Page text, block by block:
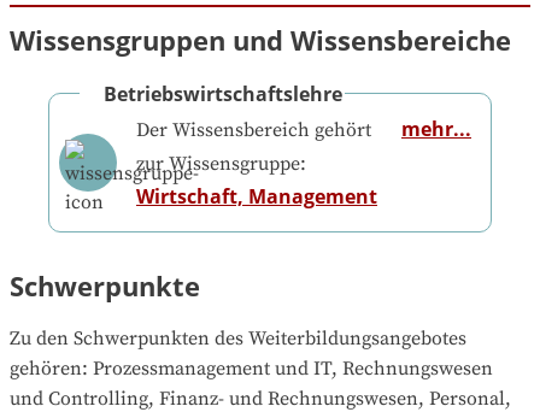
Wissensgruppen und Wissensbereiche
Betriebswirtschaftslehre
Der Wissensbereich gehört
zur Wissensgruppe:
Wirtschaft, Management
mehr...
Schwerpunkte
Zu den Schwerpunkten des Weiterbildungsangebotes
gehören: Prozessmanagement und IT, Rechnungswesen
und Controlling, Finanz- und Rechnungswesen, Personal,